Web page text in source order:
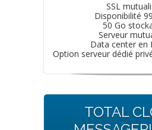
SSL
Disponibilité
50 Go
Serveur
Data center en
Option serveur dédié
TOTAL